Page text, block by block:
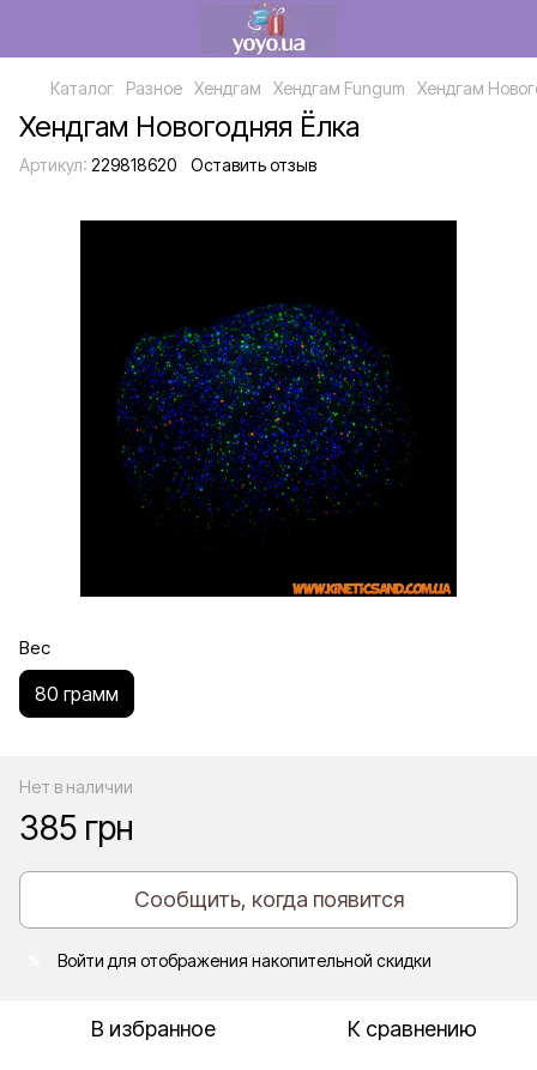
Каталог Разное Хендгам Хендгам Fungum Хендгам
Хендгам Новогодняя Ёлка
Артикул: 229818620 Оставить отзыв
Вес
80 грамм
Нет в наличии
385 грн
Сообщить, когда появится
Войти для отображения накопительной скидки
В избранное К сравнению